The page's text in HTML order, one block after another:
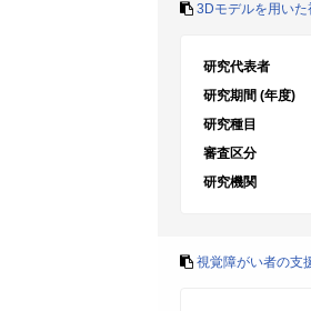
3Dモデルを用い
研究代表者
研究期間 (年度)
研究種目
審査区分
研究機関
視覚障がい者の支